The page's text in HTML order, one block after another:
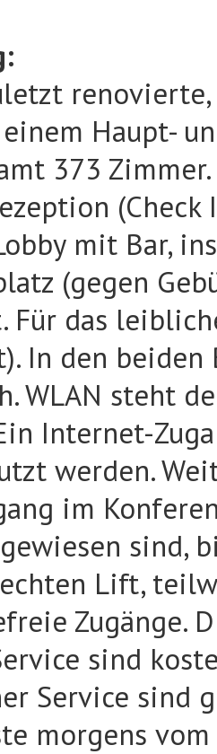
Haupt-
373
(Check
mit Bar,
(gegen
Für das
In den
WLAN steht
Internet-
werden.
im
sind,
Lift,
Zugänge.
sind
Service sind
morgens